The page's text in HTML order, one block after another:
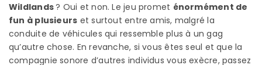
Wildlands? Oui et non. Le jeu promet énormément de
fun à plusieurs et surtout entre amis, malgré la
conduite de véhicules qui ressemble plus à un gag
qu’autre chose. En revanche, si vous êtes seul et que la
compagnie sonore d’autres individus vous exècre, passez